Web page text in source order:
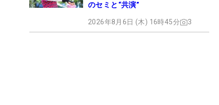
のセミと“共演”
2026年8月6日 (木) 16時45分 3